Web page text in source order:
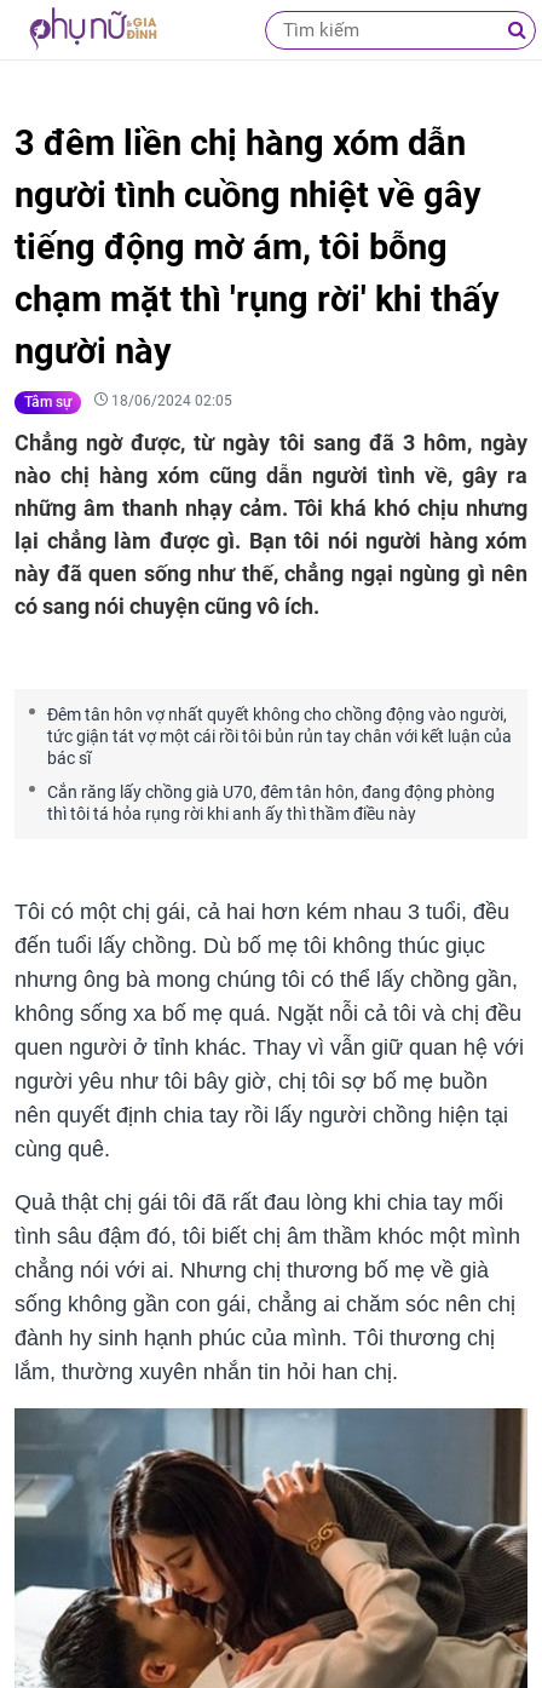
3 đêm liền chị hàng xóm dẫn
người tình cuồng nhiệt về gây
tiếng động mờ ám, tôi bỗng
chạm mặt thì 'rụng rời' khi thấy
người này
Tâm sự 18/06/2024 02:05
Chẳng ngờ được, từ ngày tôi sang đã 3 hôm, ngày
nào chị hàng xóm cũng dẫn người tình về, gây ra
những âm thanh nhạy cảm. Tôi khá khó chịu nhưng
lại chẳng làm được gì. Bạn tôi nói người hàng xóm
này đã quen sống như thế, chẳng ngại ngùng gì nên
có sang nói chuyện cũng vô ích.
Đêm tân hôn vợ nhất quyết không cho chồng động vào người,
tức giận tát vợ một cái rồi tôi bủn rủn tay chân với kết luận của
bác sĩ
Cắn răng lấy chồng già U70, đêm tân hôn, đang động phòng
thì tôi tá hỏa rụng rời khi anh ấy thì thầm điều này
Tôi có một chị gái, cả hai hơn kém nhau 3 tuổi, đều
đến tuổi lấy chồng. Dù bố mẹ tôi không thúc giục
nhưng ông bà mong chúng tôi có thể lấy chồng gần,
không sống xa bố mẹ quá. Ngặt nỗi cả tôi và chị đều
quen người ở tỉnh khác. Thay vì vẫn giữ quan hệ với
người yêu như tôi bây giờ, chị tôi sợ bố mẹ buồn
nên quyết định chia tay rồi lấy người chồng hiện tại
cùng quê.
Quả thật chị gái tôi đã rất đau lòng khi chia tay mối
tình sâu đậm đó, tôi biết chị âm thầm khóc một mình
chẳng nói với ai. Nhưng chị thương bố mẹ về già
sống không gần con gái, chẳng ai chăm sóc nên chị
đành hy sinh hạnh phúc của mình. Tôi thương chị
lắm, thường xuyên nhắn tin hỏi han chị.